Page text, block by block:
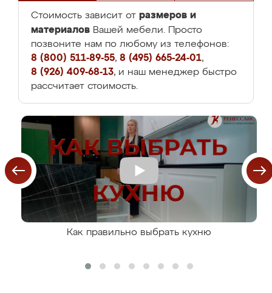
Стоимость зависит от размеров и
материалов Вашей мебели. Просто
позвоните нам по любому из телефонов:
8 (800) 511-89-55, 8 (495) 665-24-01,
8 (926) 409-68-13, и наш менеджер быстро
рассчитает стоимость.
Как правильно выбрать кухню